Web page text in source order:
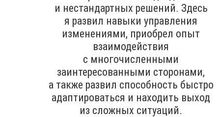
и нестандартных решений. Здесь
я развил навыки управления
изменениями, приобрел опыт
взаимодействия
с многочисленными
заинтересованными сторонами,
а также развил способность быстро
адаптироваться и находить выход
из сложных ситуаций.